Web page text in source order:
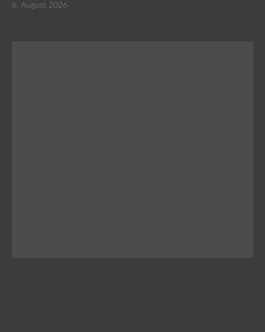
6. August 2026